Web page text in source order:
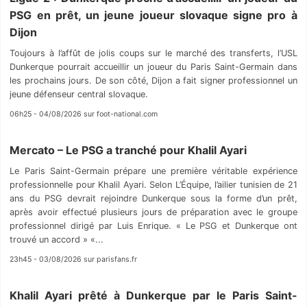
PSG en prêt, un jeune joueur slovaque signe pro à
Dijon
Toujours à l’affût de jolis coups sur le marché des transferts, l’USL
Dunkerque pourrait accueillir un joueur du Paris Saint-Germain dans
les prochains jours. De son côté, Dijon a fait signer professionnel un
jeune défenseur central slovaque.
06h25 - 04/08/2026 sur foot-national.com
Mercato – Le PSG a tranché pour Khalil Ayari
Le Paris Saint-Germain prépare une première véritable expérience
professionnelle pour Khalil Ayari. Selon L’Équipe, l’ailier tunisien de 21
ans du PSG devrait rejoindre Dunkerque sous la forme d’un prêt,
après avoir effectué plusieurs jours de préparation avec le groupe
professionnel dirigé par Luis Enrique. « Le PSG et Dunkerque ont
trouvé un accord » «...
23h45 - 03/08/2026 sur parisfans.fr
Khalil Ayari prêté à Dunkerque par le Paris Saint-